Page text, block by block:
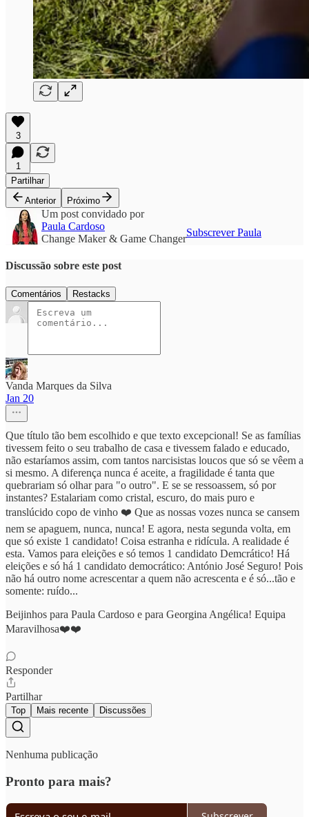
3
1
Partilhar
Anterior
Próximo
Um post convidado por
Paula Cardoso
Change Maker & Game Changer
Subscrever Paula
Discussão sobre este post
Comentários Restacks
Vanda Marques da Silva
Jan 20
Que título tão bem escolhido e que texto excepcional! Se as famílias
tivessem feito o seu trabalho de casa e tivessem falado e educado,
não estaríamos assim, com tantos narcisistas loucos que só se vêem a
si mesmo. A diferença nunca é aceite, a fragilidade é tanta que
quebrariam só olhar para "o outro". E se se ressoassem, só por
instantes? Estalariam como cristal, escuro, do mais puro e
translúcido copo de vinho ❤️ Que as nossas vozes nunca se cansem
nem se apaguem, nunca, nunca! E agora, nesta segunda volta, em
que só existe 1 candidato! Coisa estranha e ridícula. A realidade é
esta. Vamos para eleições e só temos 1 candidato Demcrático! Há
eleições e só há 1 candidato democrático: António José Seguro! Pois
não há outro nome acrescentar a quem não acrescenta e é só...tão e
somente: ruído...
Beijinhos para Paula Cardoso e para Georgina Angélica! Equipa
Maravilhosa❤️❤️
Responder
Partilhar
Top Mais recente Discussões
Nenhuma publicação
Pronto para mais?